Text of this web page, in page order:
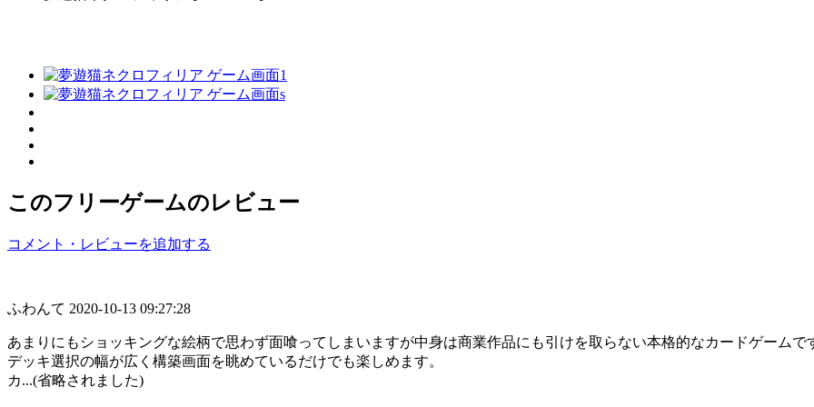
このフリーゲームのレビュー
コメント・レビューを追加する
ふわんて 2020-10-13 09:27:28
あまりにもショッキングな絵柄で思わず面喰ってしまいますが中身は商業作品にも引けを取らない本格的なカードゲームで
デッキ選択の幅が広く構築画面を眺めているだけでも楽しめます。
カ...(省略されました)